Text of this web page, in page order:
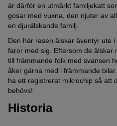
är därför en utmärkt familjekatt
gosar med vuxna, den njuter av
en djurälskande familj.
Den här rasen älskar äventyr ute
faror med sig. Eftersom de älskar
till främmande folk med svansen
åker gärna med i främmande
ha ett registrerat mikrochip så att
behövs!
Historia